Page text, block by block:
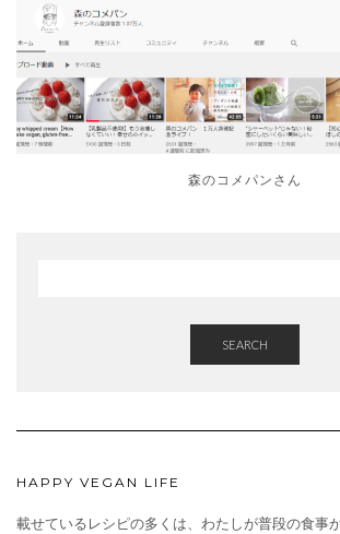
森のコメパンさん
SEARCH
HAPPY VEGAN LIFE
載せているレシピの多くは、わたしが普段の食事